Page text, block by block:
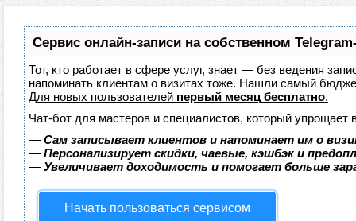
Сервис онлайн-записи на собственном
Тот, кто работает в сфере услуг, знает — без ведения
напоминать клиентам о визитах тоже. Нашли самый
Для новых пользователей первый месяц бесплатно.
Чат-бот для мастеров и специалистов, который упрощает
— Сам записывает клиентов и напоминает им о
— Персонализирует скидки, чаевые, кэшбэк и
— Увеличивает доходимость и помогает больше
Начать пользоваться сервисом